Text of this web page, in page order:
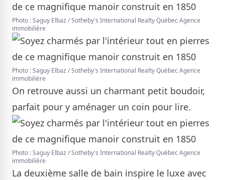
Photo : Saguy Elbaz / Sotheby's International Realty Québec Agence
immobilière
Photo : Saguy Elbaz / Sotheby's International Realty Québec Agence
immobilière
On retrouve aussi un charmant petit boudoir,
parfait pour y aménager un coin pour lire.
Photo : Saguy Elbaz / Sotheby's International Realty Québec Agence
immobilière
La deuxième salle de bain inspire le luxe avec